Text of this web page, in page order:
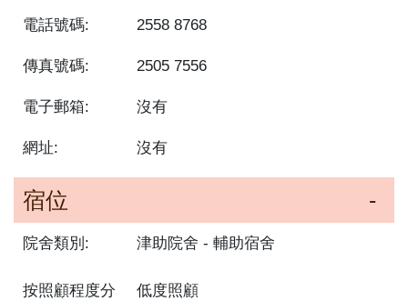
電話號碼: 2558 8768
傳真號碼: 2505 7556
電子郵箱: 沒有
網址: 沒有
宿位
院舍類別: 津助院舍 輔助宿舍
按照顧程度分
低度照顧